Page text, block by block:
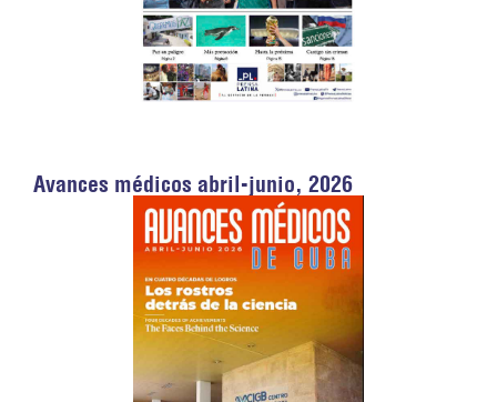
Avances médicos abril-junio, 2026